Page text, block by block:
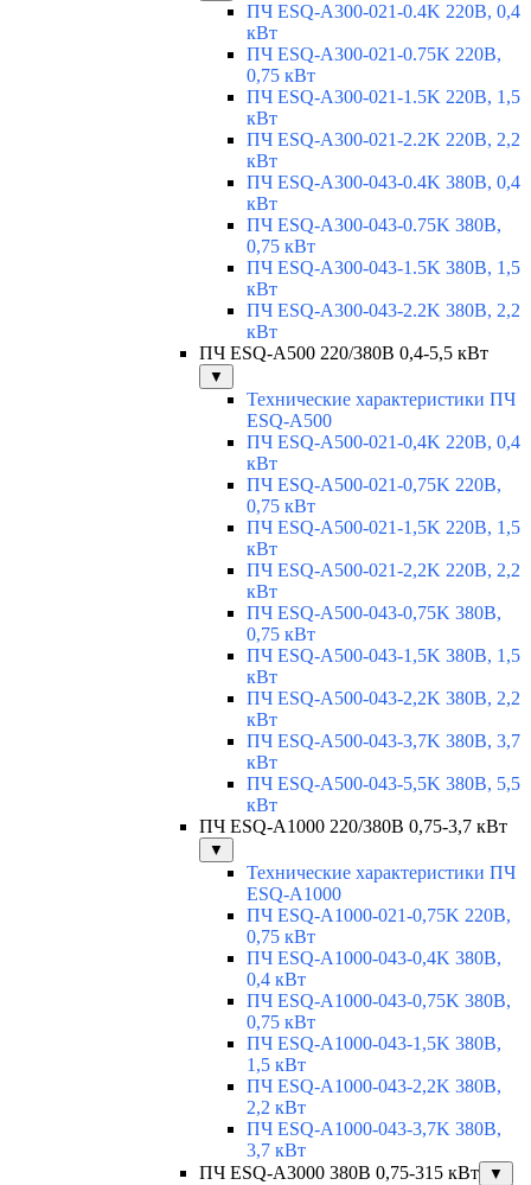
ПЧ ESQ-A300-021-0.4K 220В, 0,4
кВт
ПЧ ESQ-A300-021-0.75K 220В,
0,75 кВт
ПЧ ESQ-A300-021-1.5K 220В, 1,5
кВт
ПЧ ESQ-A300-021-2.2K 220В, 2,2
кВт
ПЧ ESQ-A300-043-0.4K 380В, 0,4
кВт
ПЧ ESQ-A300-043-0.75K 380В,
0,75 кВт
ПЧ ESQ-A300-043-1.5K 380В, 1,5
кВт
ПЧ ESQ-A300-043-2.2K 380В, 2,2
кВт
ПЧ ESQ-A500 220/380В 0,4-5,5 кВт
▼
Технические характеристики ПЧ
ESQ-A500
ПЧ ESQ-A500-021-0,4K 220В, 0,4
кВт
ПЧ ESQ-A500-021-0,75K 220В,
0,75 кВт
ПЧ ESQ-A500-021-1,5K 220В, 1,5
кВт
ПЧ ESQ-A500-021-2,2K 220В, 2,2
кВт
ПЧ ESQ-A500-043-0,75K 380В,
0,75 кВт
ПЧ ESQ-A500-043-1,5K 380В, 1,5
кВт
ПЧ ESQ-A500-043-2,2K 380В, 2,2
кВт
ПЧ ESQ-A500-043-3,7K 380В, 3,7
кВт
ПЧ ESQ-A500-043-5,5K 380В, 5,5
кВт
ПЧ ESQ-A1000 220/380В 0,75-3,7 кВт
▼
Технические характеристики ПЧ
ESQ-A1000
ПЧ ESQ-A1000-021-0,75K 220В,
0,75 кВт
ПЧ ESQ-A1000-043-0,4K 380В,
0,4 кВт
ПЧ ESQ-A1000-043-0,75K 380В,
0,75 кВт
ПЧ ESQ-A1000-043-1,5K 380В,
1,5 кВт
ПЧ ESQ-A1000-043-2,2K 380В,
2,2 кВт
ПЧ ESQ-A1000-043-3,7K 380В,
3,7 кВт
ПЧ ESQ-A3000 380В 0,75-315 кВт
▼